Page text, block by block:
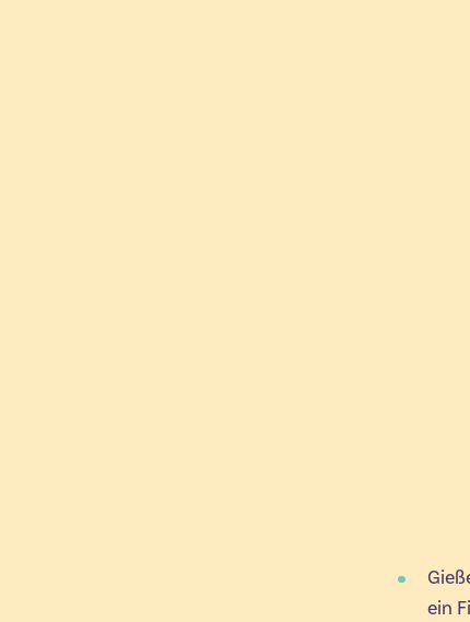
ein